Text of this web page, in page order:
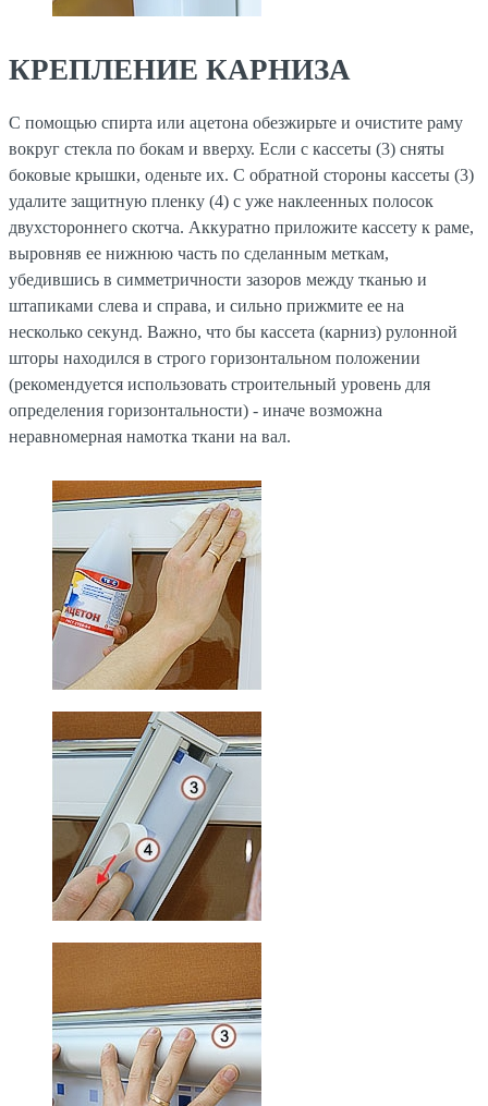
КРЕПЛЕНИЕ КАРНИЗА
С помощью спирта или ацетона обезжирьте и очистите раму
вокруг стекла по бокам и вверху. Если с кассеты (3) сняты
боковые крышки, оденьте их. С обратной стороны кассеты (3)
удалите защитную пленку (4) с уже наклеенных полосок
двухстороннего скотча. Аккуратно приложите кассету к раме,
выровняв ее нижнюю часть по сделанным меткам,
убедившись в симметричности зазоров между тканью и
штапиками слева и справа, и сильно прижмите ее на
несколько секунд. Важно, что бы кассета (карниз) рулонной
шторы находился в строго горизонтальном положении
(рекомендуется использовать строительный уровень для
определения горизонтальности) - иначе возможна
неравномерная намотка ткани на вал.